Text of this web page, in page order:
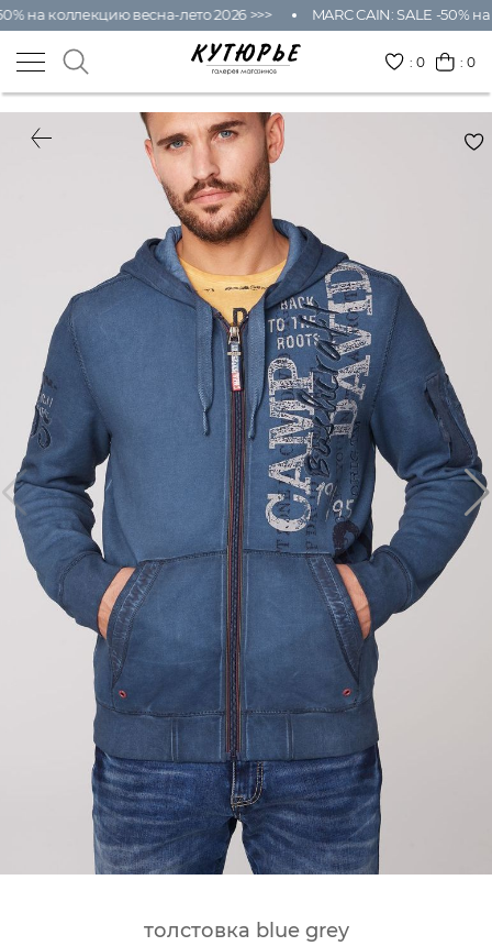
на коллекцию весна-лето 2026 >>> MARC CAIN: SALE -50%
:0 : 0
толстовка blue grey